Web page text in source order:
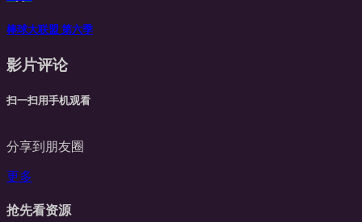
棒球大联盟 第六季
影片评论
扫一扫用手机观看
分享到朋友圈
更多
抢先看资源